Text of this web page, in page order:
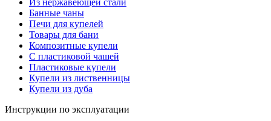
Из нержавеющей стали
Банные чаны
Печи для купелей
Товары для бани
Композитные купели
С пластиковой чашей
Пластиковые купели
Купели из лиственницы
Купели из дуба
Инструкции по эксплуатации